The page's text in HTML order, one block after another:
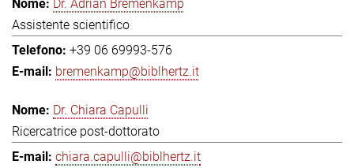
Dr. Adrian Bremenkamp
Assistente scientifico
+39 06 69993-576
bremenkamp@biblhertz.it
Dr. Chiara Capulli
Ricercatrice post-dottorato
chiara.capulli@biblhertz.it